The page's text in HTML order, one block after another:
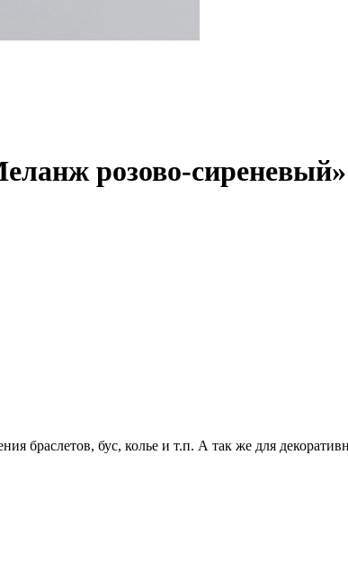
розово-
браслетов, бус, колье и т.п. А так же для